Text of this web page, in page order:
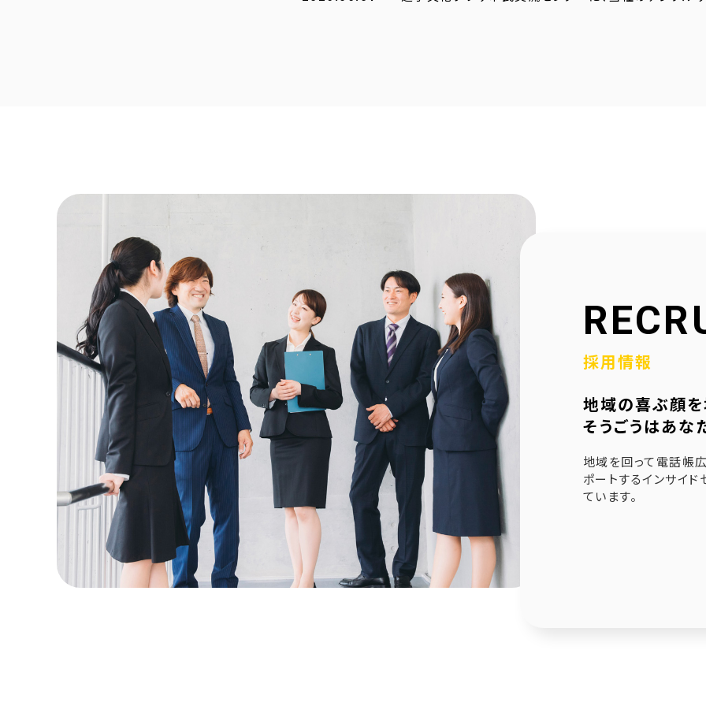
2025.12.23
2025.09.10 NPO法人様と協働でエンディングノートを制作いたし
2025.08.20 官民協働事業として「佐用町エンディングノート」を制
2025.06.21 未来創造企業更新認定式典
2025.01.23 奈良県社会福祉協議会へ寄附金寄贈
2025.01.10 産学官金連携による「Discovery IBARAKI」が発刊さ
2024.12.17 赤穂市版「わたしの終活覚書」が神戸新聞に掲載されま
2024.11.14 エンディングノート「わたしの終活覚書」書き方講座開催
2024.10.25 赤穂市エンディングノート「わたしの終活覚書」発刊式に
採用情報
地域の喜ぶ顔を
そうごうはあな
地域を回って電話帳
ポートするインサイ
ています。